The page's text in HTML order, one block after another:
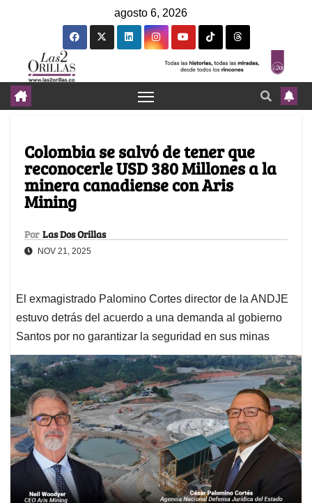
agosto 6, 2026
Colombia se salvó de tener que
reconocerle USD 380 Millones a la
minera canadiense con Aris
Mining
Por Las Dos Orillas
NOV 21, 2025
El exmagistrado Palomino Cortes director de la ANDJE
estuvo detrás del acuerdo a una demanda al gobierno
Santos por no garantizar la seguridad en sus minas